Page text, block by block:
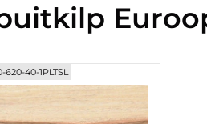
620-40-1PLTSL